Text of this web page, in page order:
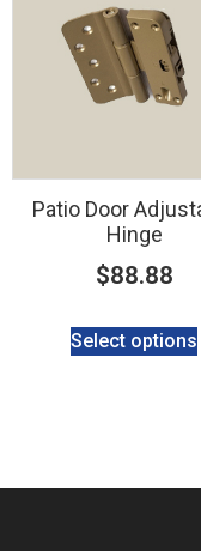
Patio Door
Hinge
$88.88
Select options